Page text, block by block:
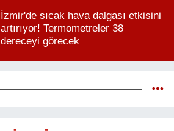
İzmir'de sıcak hava dalgası etkisini
artırıyor! Termometreler 38
dereceyi görecek